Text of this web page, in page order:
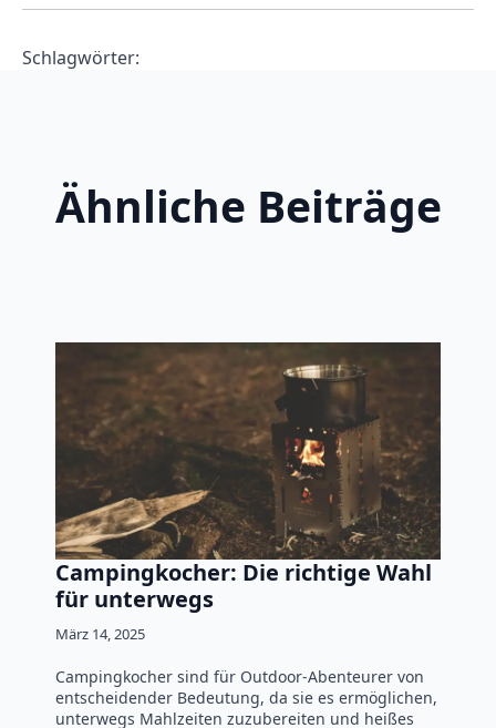
Schlagwörter:
Ähnliche Beiträge
Campingkocher: Die richtige Wahl
für unterwegs
März 14, 2025
Campingkocher sind für Outdoor-Abenteurer von
entscheidender Bedeutung, da sie es ermöglichen,
unterwegs Mahlzeiten zuzubereiten und heißes